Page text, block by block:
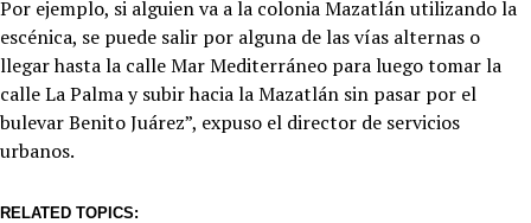
Por ejemplo, si alguien va a la colonia Mazatlán utilizando la
escénica, se puede salir por alguna de las vías alternas o
llegar hasta la calle Mar Mediterráneo para luego tomar la
calle La Palma y subir hacia la Mazatlán sin pasar por el
bulevar Benito Juárez”, expuso el director de servicios
urbanos.
RELATED TOPICS: